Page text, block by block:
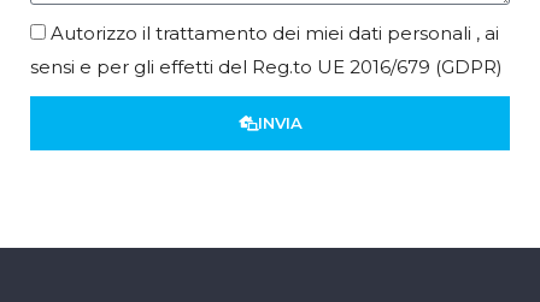
Autorizzo il trattamento dei miei dati personali , ai
sensi e per gli effetti del Reg.to UE 2016/679 (GDPR)
INVIA